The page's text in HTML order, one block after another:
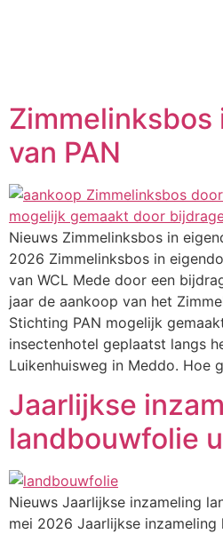
Zimmelinksbos
van PAN
Nieuws Zimmelinksbos in
2026 Zimmelinksbos in
van WCL Mede door een
jaar de aankoop van het
Stichting PAN mogelijk
insectenhotel geplaatst langs
Luikenhuisweg in Meddo. Hoe
Jaarlijkse
landbouwfolie
Nieuws Jaarlijkse inzameling
mei 2026 Jaarlijkse